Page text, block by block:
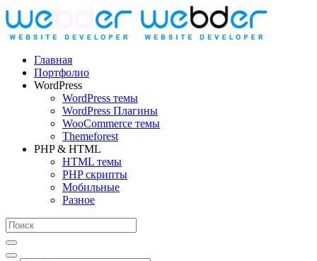
Главная
Портфолио
WordPress
WordPress темы
WordPress Плагины
WooCommerce темы
Themeforest
PHP & HTML
HTML темы
PHP скрипты
Мобильные
Разное